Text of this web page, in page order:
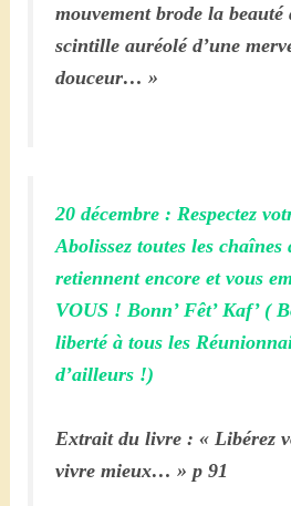
mouvement brode la
scintille auréolé d’une
douceur… »
20 décembre : Respectez
Abolissez toutes les chaînes
retiennent encore et vous
VOUS ! Bonn’ Fêt’ Kaf’ (
liberté à tous les
d’ailleurs !)
Extrait du livre : « Libérez
vivre mieux… » p 91